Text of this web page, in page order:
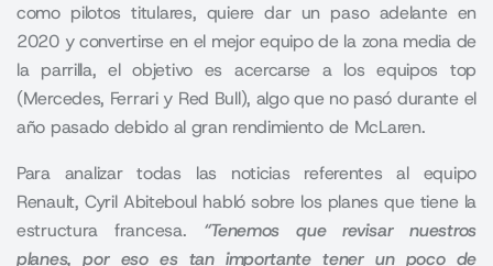
como pilotos titulares, quiere dar un paso adelante en
2020 y convertirse en el mejor equipo de la zona media de
la parrilla, el objetivo es acercarse a los equipos top
(Mercedes, Ferrari y Red Bull), algo que no pasó durante el
año pasado debido al gran rendimiento de McLaren.
Para analizar todas las noticias referentes al equipo
Renault, Cyril Abiteboul habló sobre los planes que tiene la
estructura francesa. “Tenemos que revisar nuestros
planes, por eso es tan importante tener un poco de